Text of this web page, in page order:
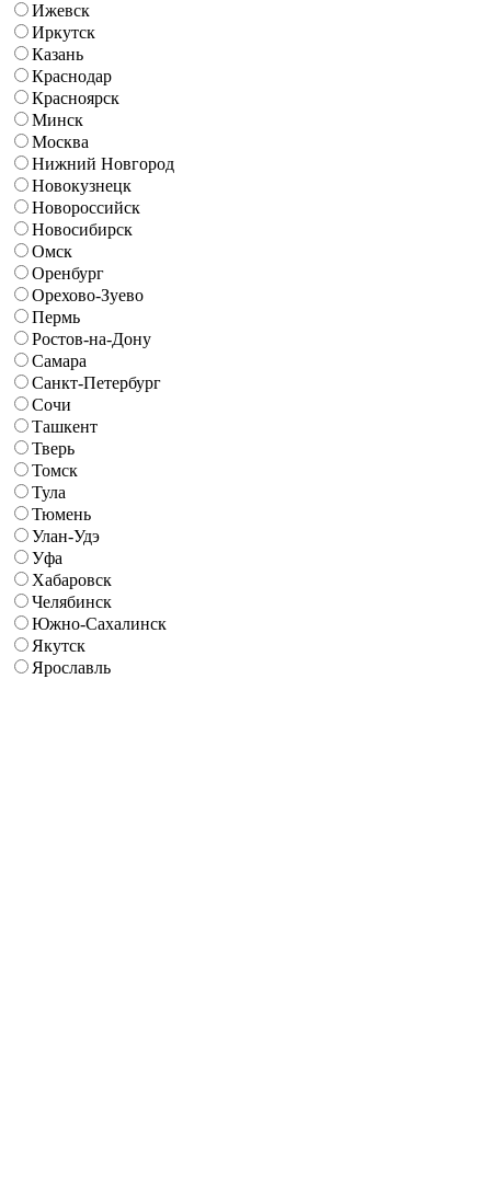
Ижевск
Иркутск
Казань
Краснодар
Красноярск
Минск
Москва
Нижний Новгород
Новокузнецк
Новороссийск
Новосибирск
Омск
Оренбург
Орехово-Зуево
Пермь
Ростов-на-Дону
Самара
Санкт-Петербург
Сочи
Ташкент
Тверь
Томск
Тула
Тюмень
Улан-Удэ
Уфа
Хабаровск
Челябинск
Южно-Сахалинск
Якутск
Ярославль